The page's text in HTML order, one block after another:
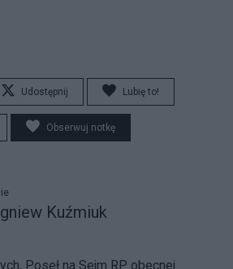
Udostępnij Lubię to!
Obserwuj notkę
Kuźmiuk
Poseł na Sejm RP obecnej